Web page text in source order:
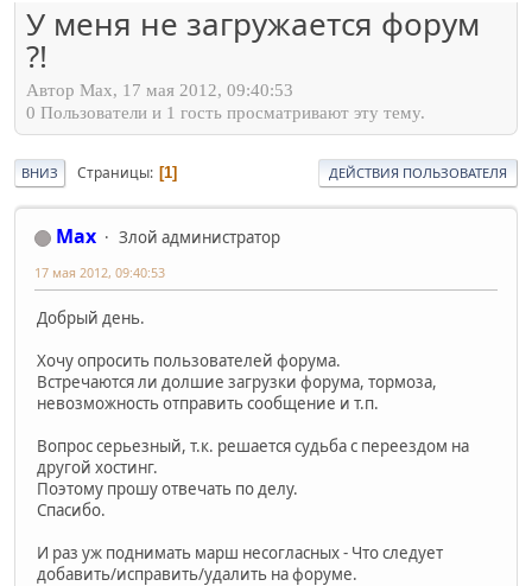
У меня не загружается форум
?!
Автор Max, 17 мая 2012, 09:40:53
0 Пользователи и 1 гость просматривают эту тему.
ВНИЗ Страницы 1 ДЕЙСТВИЯ ПОЛЬЗОВАТЕЛЯ
Max Злой администратор
17 мая 2012, 09:40:53
Добрый день.
Хочу опросить пользователей форума.
Встречаются ли долшие загрузки форума, тормоза,
невозможность отправить сообщение и т.п.
Вопрос серьезный, т.к. решается судьба с переездом на
другой хостинг.
Поэтому прошу отвечать по делу.
Спасибо.
И раз уж поднимать марш несогласных - Что следует
добавить/исправить/удалить на форуме.